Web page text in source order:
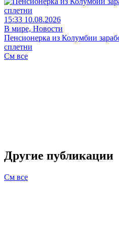
15:33 10.08.2026
В мире, Новости
Пенсионерка из Колумбии
сплетни
См все
Другие публикации
См все